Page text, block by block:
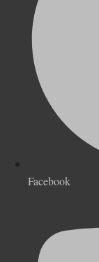
Facebook